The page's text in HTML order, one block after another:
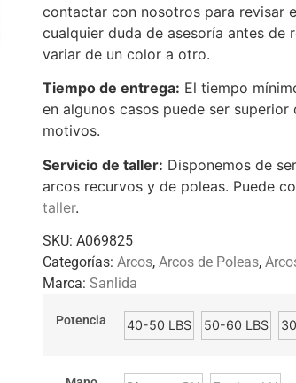
contactar con nosotros para revisar
cualquier duda de asesoría antes de
variar de un color a otro.
Tiempo de entrega: El tiempo
en algunos casos puede ser
motivos.
Servicio de taller: Disponemos de
arcos recurvos y de poleas. Puede
taller.
SKU: A069825
Categorías: Arcos, Arcos de Poleas,
Marca: Sanlida
Potencia 40-50 LBS 50-60 LBS